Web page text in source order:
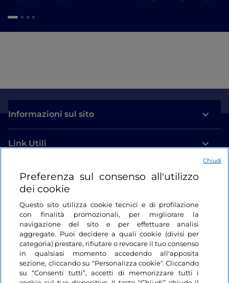
Informazioni sul sito
Link Utili
Login
Restiamo in contatto
Preferenza sul consenso all'utilizzo
dei cookie
Questo sito utilizza cookie tecnici e di profilazione
con finalità promozionali, per migliorare la
navigazione del sito e per effettuare analisi
aggregate. Puoi decidere a quali cookie (divisi per
categoria) prestare, rifiutare o revocare il tuo consenso
in qualsiasi momento accedendo all'apposita
sezione, cliccando su "Personalizza cookie". Cliccando
su “Consenti tutti”, accetti di memorizzare tutti i
Chiudi